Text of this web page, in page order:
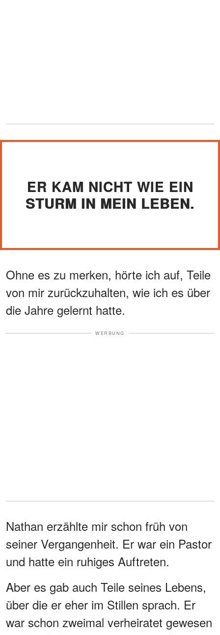
ER KAM NICHT WIE EIN
STURM IN MEIN LEBEN.
Ohne es zu merken, hörte ich auf, Teile
von mir zurückzuhalten, wie ich es über
die Jahre gelernt hatte.
WERBUNG
Nathan erzählte mir schon früh von
seiner Vergangenheit. Er war ein Pastor
und hatte ein ruhiges Auftreten.
Aber es gab auch Teile seines Lebens,
über die er eher im Stillen sprach. Er
war schon zweimal verheiratet gewesen